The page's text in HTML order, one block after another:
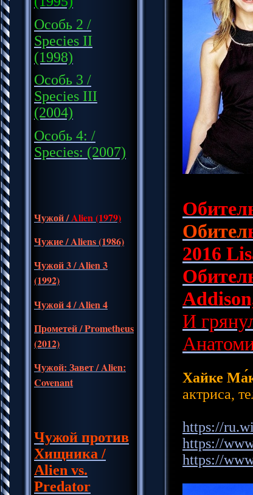
Особь 2 /
Species II
(1998)
Особь 3 /
Species III
(2004)
Особь 4: /
Species: (2007)
Чужой/Alien (1979)
Чужие / Aliens(1986)
Чужой 3 / Alien 3
(1992)
Чужой 4/ Alien 4
Прометей / Prometheus
(2012)
Чужой: Завет / Alien:
Covenant
Чужой против
Хищника /
Alien vs.
Predator
Обител
2016
И
Хайке
актриса,
https://
https://
https://